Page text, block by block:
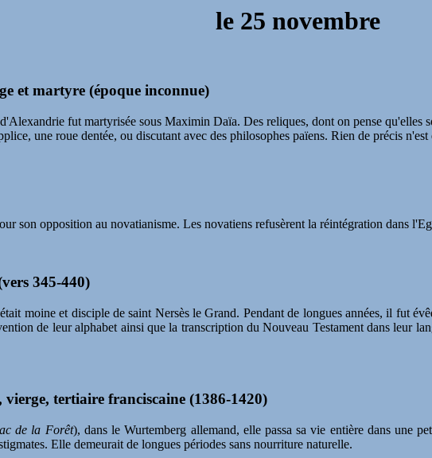
le 25 novembre
et martyre (époque inconnue)
fut martyrisée sous Maximin Daïa. Des reliques, dont on pense qu'elles
une roue dentée, ou discutant avec des philosophes païens. Rien de précis
son opposition au novatianisme. Les novatiens refusèrent la réintégration dans
345-440)
moine et disciple de saint Nersès le Grand. Pendant de longues années, il fut
de leur alphabet ainsi que la transcription du Nouveau Testament dans leur
tertiaire franciscaine (1386-1420)
de la Forêt), dans le Wurtemberg allemand, elle passa sa vie entière dans une
Elle demeurait de longues périodes sans nourriture naturelle.